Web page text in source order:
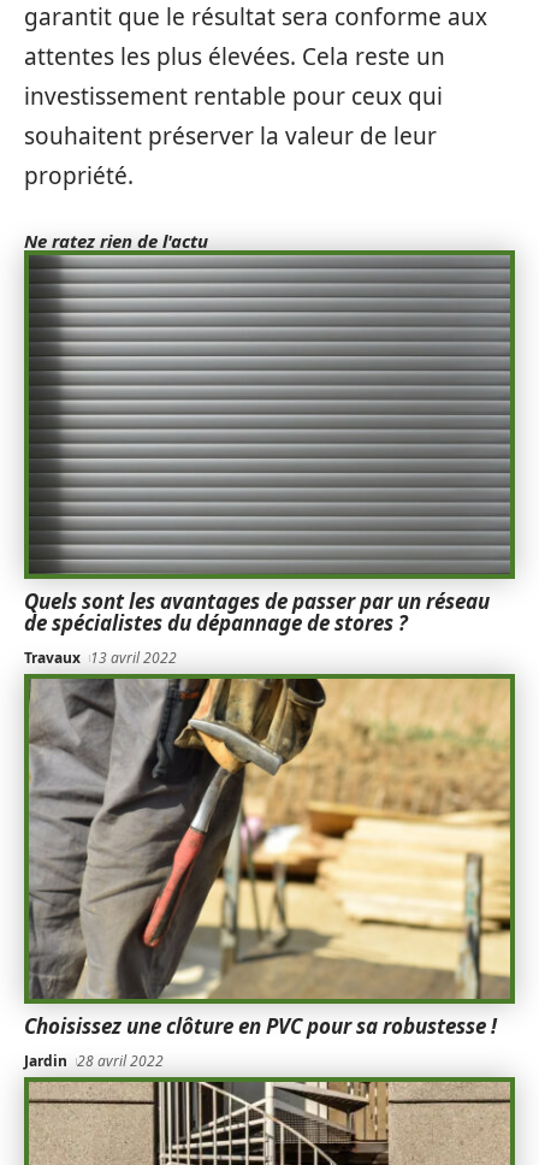
garantit que le résultat sera conforme aux
attentes les plus élevées. Cela reste un
investissement rentable pour ceux qui
souhaitent préserver la valeur de leur
propriété.
Ne ratez rien de l'actu
Quels sont les avantages de passer par un réseau
de spécialistes du dépannage de stores ?
Travaux 13 avril 2022
Choisissez une clôture en PVC pour sa robustesse !
Jardin 28 avril 2022